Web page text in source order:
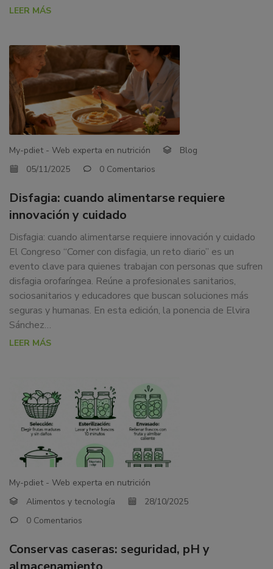
LEER MÁS
My-pdiet - Web experta en nutrición
Blog
05/11/2025
0 Comentarios
Disfagia: cuando alimentarse requiere
innovación y cuidado
Disfagia: cuando alimentarse requiere innovación y cuidado
El Congreso “Comer con disfagia, un reto diario” es un
evento clave para quienes trabajan con personas que sufren
disfagia orofaríngea. Reúne a profesionales sanitarios,
sociosanitarios y educadores que buscan soluciones más
seguras y humanas. En esta edición, la ponencia de Elvira
Sánchez…
LEER MÁS
My-pdiet - Web experta en nutrición
Alimentos y tecnología
28/10/2025
0 Comentarios
Conservas caseras: seguridad, pH y